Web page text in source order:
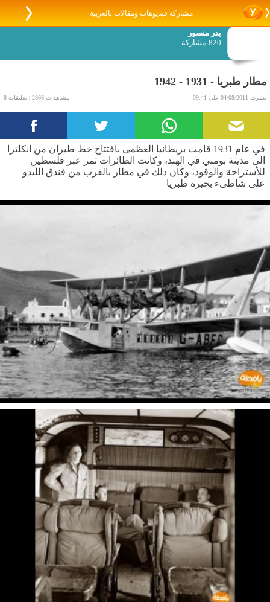
مشاركة فيديوهات ومقالات بالعربية
بدر منصور
820 مشاركة
مطار طبريا - 1931 - 1942
نشرت 04/08/2011 على 09:41 مشاهدات 2866 | تعليقات 8
في عام 1931 قامت بريطانيا العظمى بافتتاح خط طيران من انكلترا
الى مدينة بومبي في الهند، وكانت الطائرات تمر عبر فلسطين
للأستراحة والوقود، وكان ذلك في مطار بالقرب من فندق الليدو
على شاطىء بحيرة طبريا